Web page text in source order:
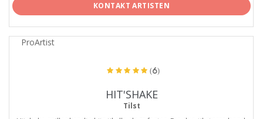
KONTAKT ARTISTEN
ProArtist
(6)
HIT'SHAKE
Tilst